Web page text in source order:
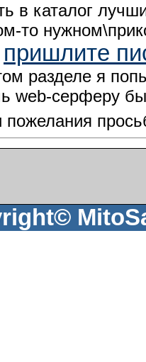
в каталог
то
пришлите
разделе я
web-серферу
пожелания